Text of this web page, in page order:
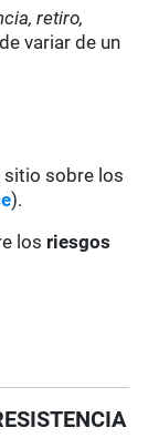
retiro,
variar de un
sitio sobre los
).
los riesgos